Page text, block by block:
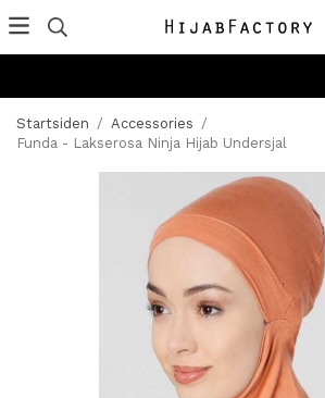
Startsiden / Accessories /
Funda - Lakserosa Ninja Hijab Undersjal